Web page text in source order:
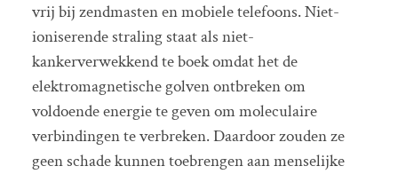
vrij bij zendmasten en mobiele telefoons. Niet-
ioniserende straling staat als niet-
kankerverwekkend te boek omdat het de
elektromagnetische golven ontbreken om
voldoende energie te geven om moleculaire
verbindingen te verbreken. Daardoor zouden ze
geen schade kunnen toebrengen aan menselijke